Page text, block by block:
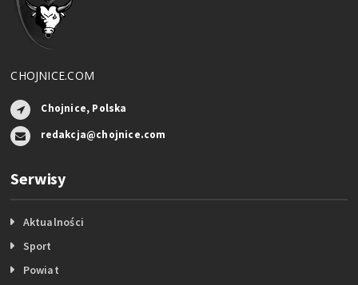
CHOJNICE.COM
Chojnice, Polska
redakcja@chojnice.com
Serwisy
Aktualności
Sport
Powiat